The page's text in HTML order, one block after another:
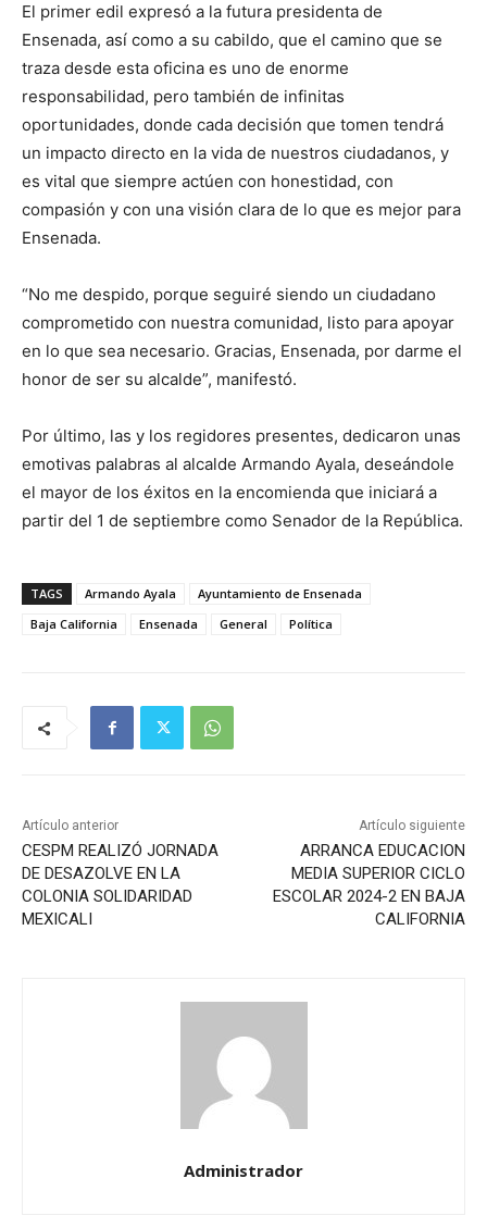
El primer edil expresó a la futura presidenta de
Ensenada, así como a su cabildo, que el camino que se
traza desde esta oficina es uno de enorme
responsabilidad, pero también de infinitas
oportunidades, donde cada decisión que tomen tendrá
un impacto directo en la vida de nuestros ciudadanos, y
es vital que siempre actúen con honestidad, con
compasión y con una visión clara de lo que es mejor para
Ensenada.
“No me despido, porque seguiré siendo un ciudadano
comprometido con nuestra comunidad, listo para apoyar
en lo que sea necesario. Gracias, Ensenada, por darme el
honor de ser su alcalde”, manifestó.
Por último, las y los regidores presentes, dedicaron unas
emotivas palabras al alcalde Armando Ayala, deseándole
el mayor de los éxitos en la encomienda que iniciará a
partir del 1 de septiembre como Senador de la República.
TAGS Armando Ayala
Ayuntamiento de Ensenada
Baja California
Ensenada General Política
Artículo anterior
CESPM REALIZÓ JORNADA
DE DESAZOLVE EN LA
COLONIA SOLIDARIDAD
MEXICALI
Artículo siguiente
ARRANCA EDUCACION
MEDIA SUPERIOR CICLO
ESCOLAR 2024-2 EN BAJA
CALIFORNIA
Administrador